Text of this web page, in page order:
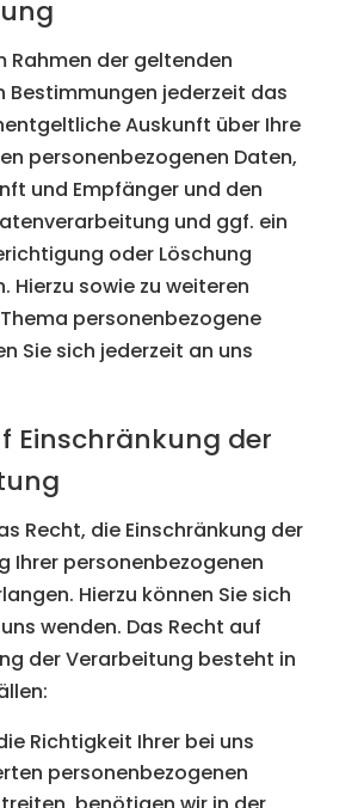
Rahmen der geltenden
Bestimmungen jederzeit das
Auskunft über Ihre
personenbezogenen Daten,
und Empfänger und den
und ggf. ein
oder Löschung
Hierzu sowie zu weiteren
personenbezogene
Sie sich jederzeit an uns
Einschränkung der
Recht, die Einschränkung der
Ihrer personenbezogenen
Hierzu können Sie sich
wenden. Das Recht auf
der Verarbeitung besteht in
Richtigkeit Ihrer bei uns
personenbezogenen